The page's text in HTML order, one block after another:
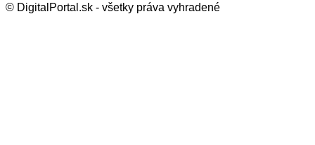
© DigitalPortal.sk - všetky práva vyhradené